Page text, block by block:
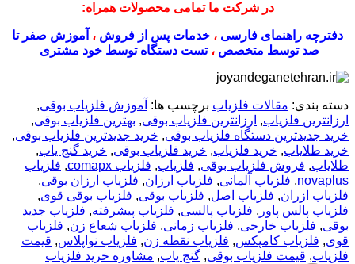
در شرکت ما تمامی محصولات همراه:
دفترچه راهنمای فارسی ، خدمات پس از فروش ، آموزش صفر تا
صد توسط متخصص ،تست دستگاه توسط خود مشتری
دسته بندی: مقالات فلزیاب برچسب ها: آموزش فلزیاب بوقی,
ارزانترین فلزیاب, ارزانترین فلزیاب بوقی, بهترین فلزیاب بوقی,
خرید جدیدترین دستگاه فلزیاب بوقی, خرید جدیدترین فلزیاب بوقی,
خرید طلایاب, خرید فلزیاب, خرید فلزیاب بوقی, خرید گنج یاب,
طلایاب, فروش فلزیاب بوقی, فلزیاب, فلزیاب comapx , فلزیاب
novaplus
, فلزیاب آلمانی, فلزیاب ارزان, فلزیاب ارزان بوقی,
فلزیاب ازران, فلزیاب اصل, فلزیاب بوقی, فلزیاب بوقی قوی,
فلزیاب پالس پاور , فلزیاب پالسی, فلزیاب پیشرفته, فلزیاب جدید
بوقی, فلزیاب خارجی, فلزیاب زمانی, فلزیاب شعاع زن, فلزیاب
قوی, فلزیاب کامپکس, فلزیاب نقطه زن, فلزیاب نواپلاس, قیمت
فلزیاب, قیمت فلزیاب بوقی, گنج یاب, مشاوره خرید فلزیاب